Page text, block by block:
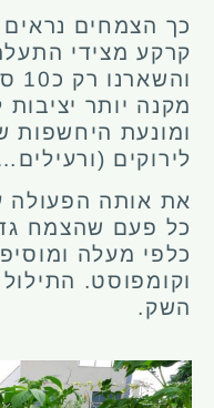
כך הצמחים
קרקע מצידי
מקנה יותר
ומונעת היחשפות
לירוקים
את אותה הפעולה
כל פעם שהצמח
כלפי מעלה
וקומפוסט.
השק.